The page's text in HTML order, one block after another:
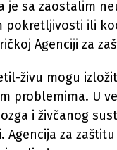
je sa zaostalim
ili
Agenciji za
živu mogu
problemima. U
i živčanog
za